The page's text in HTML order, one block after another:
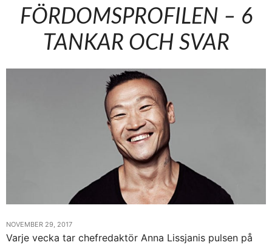
FÖRDOMSPROFILEN – 6
TANKAR OCH SVAR
NOVEMBER 29, 2017
Varje vecka tar chefredaktör Anna Lissjanis pulsen på